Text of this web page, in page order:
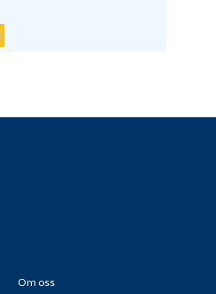
Om oss